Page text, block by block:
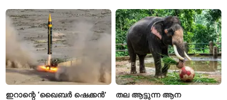
ഇറാന്റെ ‘ഖൈബർ ഷെക്കൻ’
തല ആട്ടുന്ന ആന